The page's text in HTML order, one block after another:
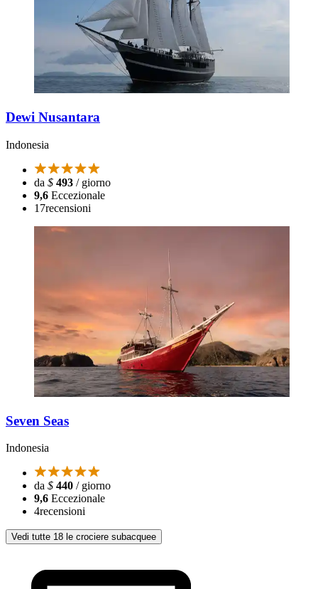
Dewi Nusantara
Indonesia
da $ 493 / giorno
9,6 Eccezionale
17recensioni
Seven Seas
Indonesia
da $ 440 / giorno
9,6 Eccezionale
4recensioni
Vedi tutte 18 le crociere subacquee